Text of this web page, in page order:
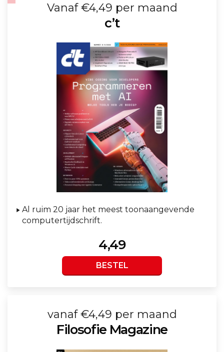
Vanaf €4,49 per maand
c’t
Al ruim 20 jaar het meest toonaangevende
computertijdschrift.
4,49
BESTEL
vanaf €4,49 per maand
Filosofie Magazine